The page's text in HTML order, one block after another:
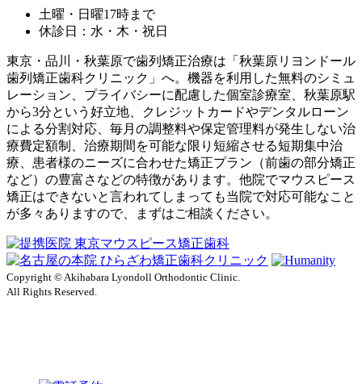
土曜・日曜17時まで
休診日：水・木・祝日
東京・品川・秋葉原で歯列矯正治療は「秋葉原リヨンドール
歯列矯正歯科クリニック」へ。機器を利用した無料のシミュ
レーション、プライバシーに配慮した個室診療室、秋葉原駅
から3分という好立地、クレジットカードやデンタルローン
による分割対応、毎月の調整料や保定管理料が発生しない治
療費定額制、治療期間を可能な限り短縮させる短期集中治
療、患者様のニーズに合わせた矯正プラン（前歯の部分矯正
など）の豊富さなどの特徴があります。他院でマウスピース
矯正はできないと言われてしまっても当院で対応可能なこと
が多々ありますので、まずはご相談ください。
Copyright © Akihabara Lyondoll Orthodontic Clinic.
All Rights Reserved.